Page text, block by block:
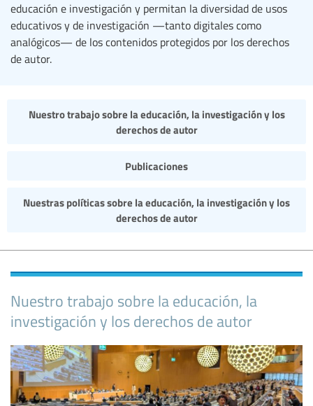
educación e investigación y permitan la diversidad de usos
educativos y de investigación —tanto digitales como
analógicos— de los contenidos protegidos por los derechos
de autor.
Nuestro trabajo sobre la educación, la investigación y los
derechos de autor
Publicaciones
Nuestras políticas sobre la educación, la investigación y los
derechos de autor
Nuestro trabajo sobre la educación, la
investigación y los derechos de autor